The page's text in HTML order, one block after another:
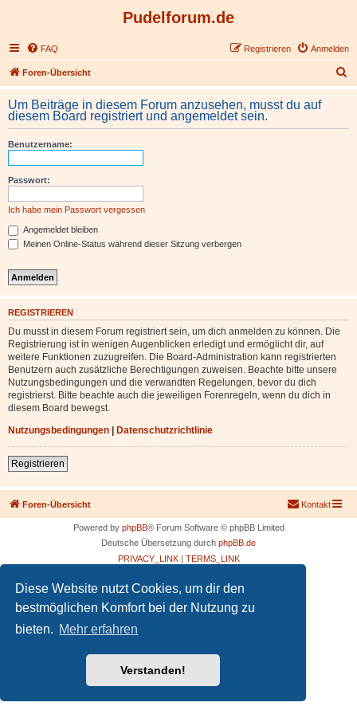
Diese Website nutzt Cookies, um dir den
bestmöglichen Komfort bei der Nutzung zu
bieten. Mehr erfahren
Verstanden!
Pudelforum.de
FAQ Anmelden
Registrieren
Foren-Übersicht
u
h
Um Beiträge in diesem Forum anzusehen, musst du auf
diesem Board registriert und angemeldet sein.
Benutzername:
Passwort:
Ich habe mein Passwort vergessen
Angemeldet bleiben
Meinen Online-Status während dieser Sitzung verbergen
REGISTRIEREN
Du musst in diesem Forum registriert sein, um dich anmelden zu können. Die
Registrierung ist in wenigen Augenblicken erledigt und ermöglicht dir, auf
weitere Funktionen zuzugreifen. Die Board-Administration kann registrierten
Benutzern auch zusätzliche Berechtigungen zuweisen. Beachte bitte unsere
Nutzungsbedingungen und die verwandten Regelungen, bevor du dich
registrierst. Bitte beachte auch die jeweiligen Forenregeln, wenn du dich in
diesem Board bewegst.
Nutzungsbedingungen | Datenschutzrichtlinie
Registrieren
Foren-Übersicht Kontakt
Powered by phpBB® Forum Software © phpBB Limited
Deutsche Übersetzung durch phpBB.de
PRIVACY_LINK| TERMS_LINK